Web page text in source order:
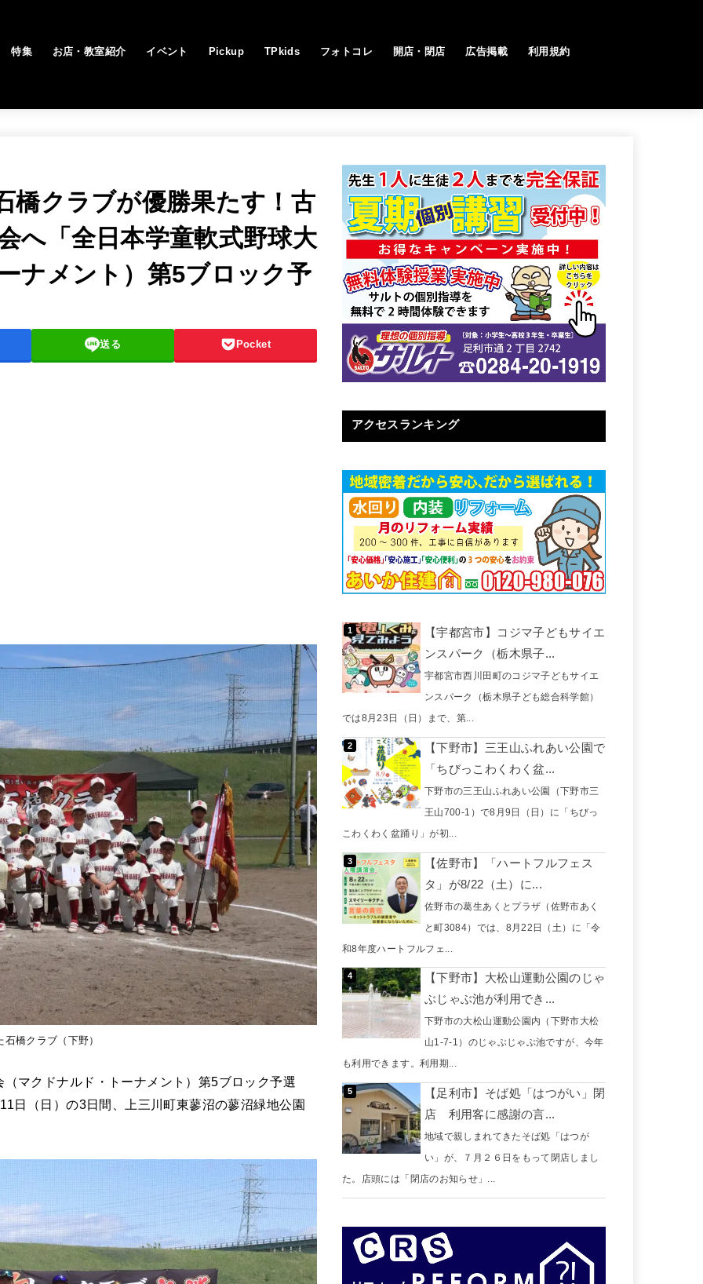
特集 お店・教室紹介 イベント Pickup TPkids フォトコレ 開店・閉店 広告掲載 利用規約
橋クラブが優勝果たす！古
へ「全日本学童軟式野球大
ナメント）第5ブロック予
送る Pocket
石橋クラブ（下野）
マクドナルド・トーナメント）第5ブロック予選
日（日）の3日間、上三川町東蓼沼の蓼沼緑地公園
アクセスランキング
【宇都宮市】コジマ子どもサイエ
ンスパーク（栃木県子...
宇都宮市西川田町のコジマ子どもサイエ
ンスパーク（栃木県子ども総合科学館）
では8月23日（日）まで、第...
【下野市】三王山ふれあい公園で
「ちびっこわくわく盆...
下野市の三王山ふれあい公園（下野市三
王山700-1）で8月9日（日）に「ちびっ
こわくわく盆踊り」が初...
【佐野市】「ハートフルフェス
タ」が8/22（土）に...
佐野市の葛生あくとプラザ（佐野市あく
と町3084）では、8月22日（土）に「令
和8年度ハートフルフェ...
【下野市】大松山運動公園のじゃ
ぶじゃぶ池が利用でき...
下野市の大松山運動公園内（下野市大松
山1-7-1）のじゃぶじゃぶ池ですが、今年
も利用できます。利用期...
【足利市】そば処「はつがい」閉
店 利用客に感謝の言...
地域で親しまれてきたそば処「はつが
い」が、７月２６日をもって閉店しまし
た。店頭には「閉店のお知らせ」...